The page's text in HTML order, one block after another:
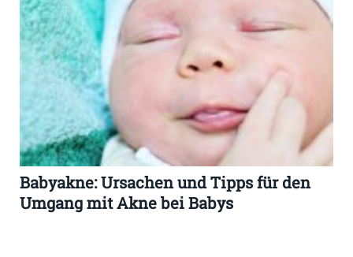
Babyakne: Ursachen und Tipps für den
Umgang mit Akne bei Babys